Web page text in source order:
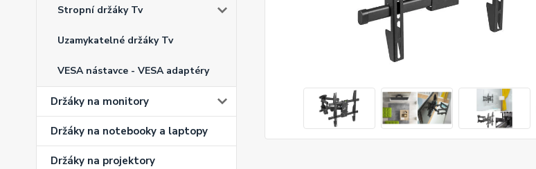
Stropní držáky Tv
Uzamykatelné držáky Tv
VESA nástavce - VESA adaptéry
Držáky na monitory
Držáky na notebooky a laptopy
Držáky na projektory